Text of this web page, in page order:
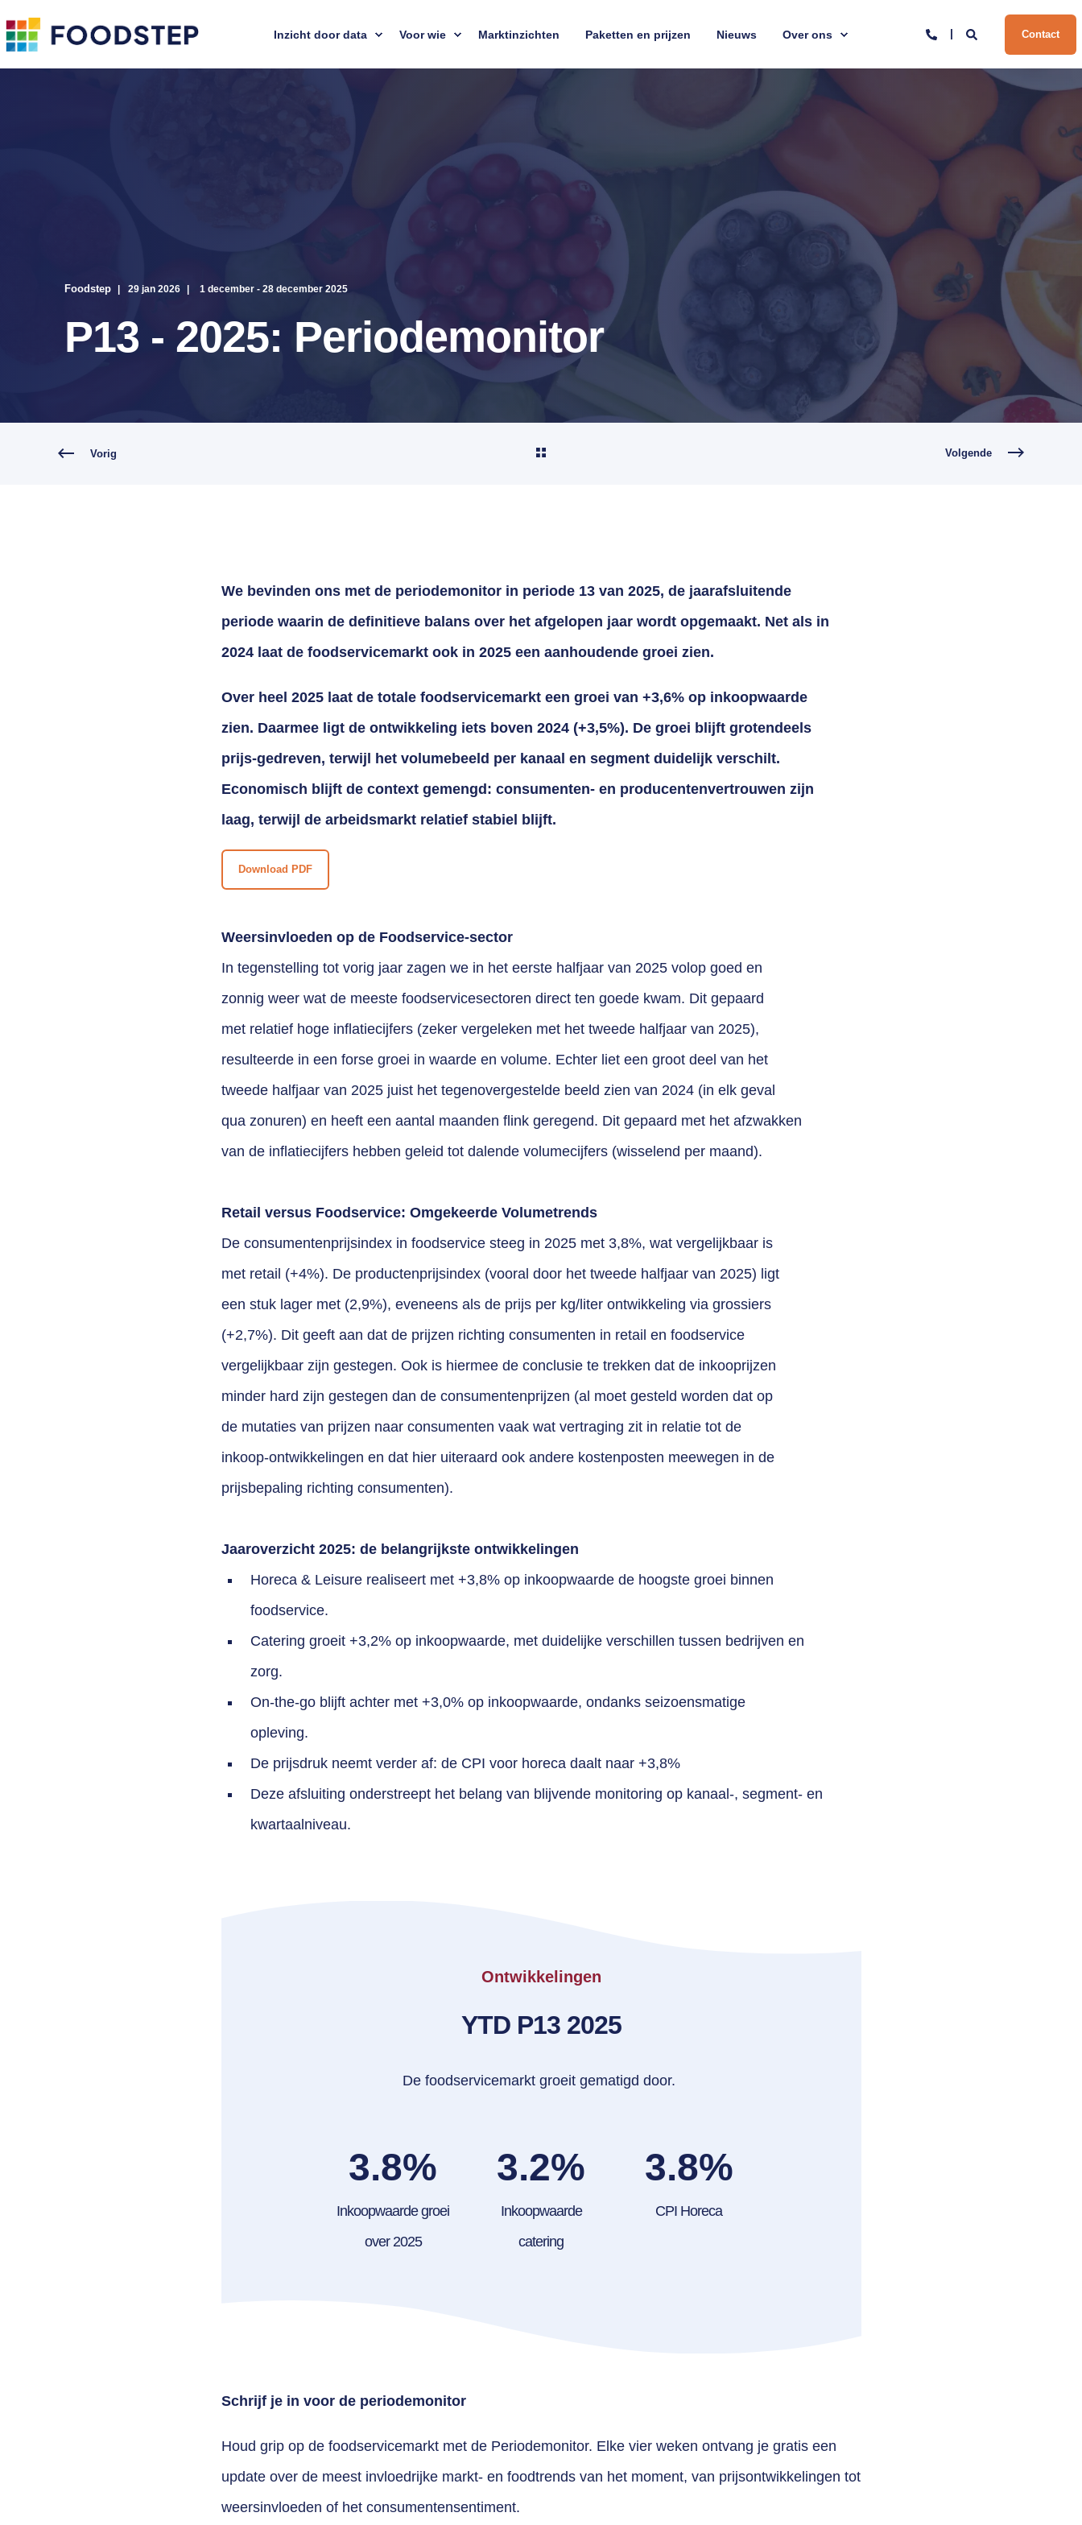
Inzicht door data Voor wie Marktinzichten Paketten en prijzen Nieuws Over ons Contact
Foodstep 29 jan 2026 1 december - 28 december 2025
P13 - 2025: Periodemonitor
Vorig Volgende
We bevinden ons met de periodemonitor in periode 13 van 2025, de jaarafsluitende
periode waarin de definitieve balans over het afgelopen jaar wordt opgemaakt. Net als in
2024 laat de foodservicemarkt ook in 2025 een aanhoudende groei zien.
Over heel 2025 laat de totale foodservicemarkt een groei van +3,6% op inkoopwaarde
zien. Daarmee ligt de ontwikkeling iets boven 2024 (+3,5%). De groei blijft grotendeels
prijs-gedreven, terwijl het volumebeeld per kanaal en segment duidelijk verschilt.
Economisch blijft de context gemengd: consumenten- en producentenvertrouwen zijn
laag, terwijl de arbeidsmarkt relatief stabiel blijft.
Download PDF
Weersinvloeden op de Foodservice-sector
In tegenstelling tot vorig jaar zagen we in het eerste halfjaar van 2025 volop goed en
zonnig weer wat de meeste foodservicesectoren direct ten goede kwam. Dit gepaard
met relatief hoge inflatiecijfers (zeker vergeleken met het tweede halfjaar van 2025),
resulteerde in een forse groei in waarde en volume. Echter liet een groot deel van het
tweede halfjaar van 2025 juist het tegenovergestelde beeld zien van 2024 (in elk geval
qua zonuren) en heeft een aantal maanden flink geregend. Dit gepaard met het afzwakken
van de inflatiecijfers hebben geleid tot dalende volumecijfers (wisselend per maand).
Retail versus Foodservice: Omgekeerde Volumetrends
De consumentenprijsindex in foodservice steeg in 2025 met 3,8%, wat vergelijkbaar is
met retail (+4%). De productenprijsindex (vooral door het tweede halfjaar van 2025) ligt
een stuk lager met (2,9%), eveneens als de prijs per kg/liter ontwikkeling via grossiers
(+2,7%). Dit geeft aan dat de prijzen richting consumenten in retail en foodservice
vergelijkbaar zijn gestegen. Ook is hiermee de conclusie te trekken dat de inkooprijzen
minder hard zijn gestegen dan de consumentenprijzen (al moet gesteld worden dat op
de mutaties van prijzen naar consumenten vaak wat vertraging zit in relatie tot de
inkoop-ontwikkelingen en dat hier uiteraard ook andere kostenposten meewegen in de
prijsbepaling richting consumenten).
Jaaroverzicht 2025: de belangrijkste ontwikkelingen
Horeca & Leisure realiseert met +3,8% op inkoopwaarde de hoogste groei binnen
foodservice.
Catering groeit +3,2% op inkoopwaarde, met duidelijke verschillen tussen bedrijven en
zorg.
On-the-go blijft achter met +3,0% op inkoopwaarde, ondanks seizoensmatige
opleving.
De prijsdruk neemt verder af: de CPI voor horeca daalt naar +3,8%
Deze afsluiting onderstreept het belang van blijvende monitoring op kanaal-, segment- en
kwartaalniveau.
Ontwikkelingen
YTD P13 2025
De foodservicemarkt groeit gematigd door.
3.8%
Inkoopwaarde groei
over 2025
3.2%
Inkoopwaarde
catering
3.8%
CPI Horeca
Schrijf je in voor de periodemonitor
Houd grip op de foodservicemarkt met de Periodemonitor. Elke vier weken ontvang je gratis een
update over de meest invloedrijke markt- en foodtrends van het moment, van prijsontwikkelingen tot
weersinvloeden of het consumentensentiment.